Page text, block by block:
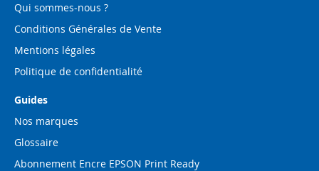
Qui sommes-nous ?
Conditions Générales de Vente
Mentions légales
Politique de confidentialité
Guides
Nos marques
Glossaire
Abonnement Encre EPSON Print Ready